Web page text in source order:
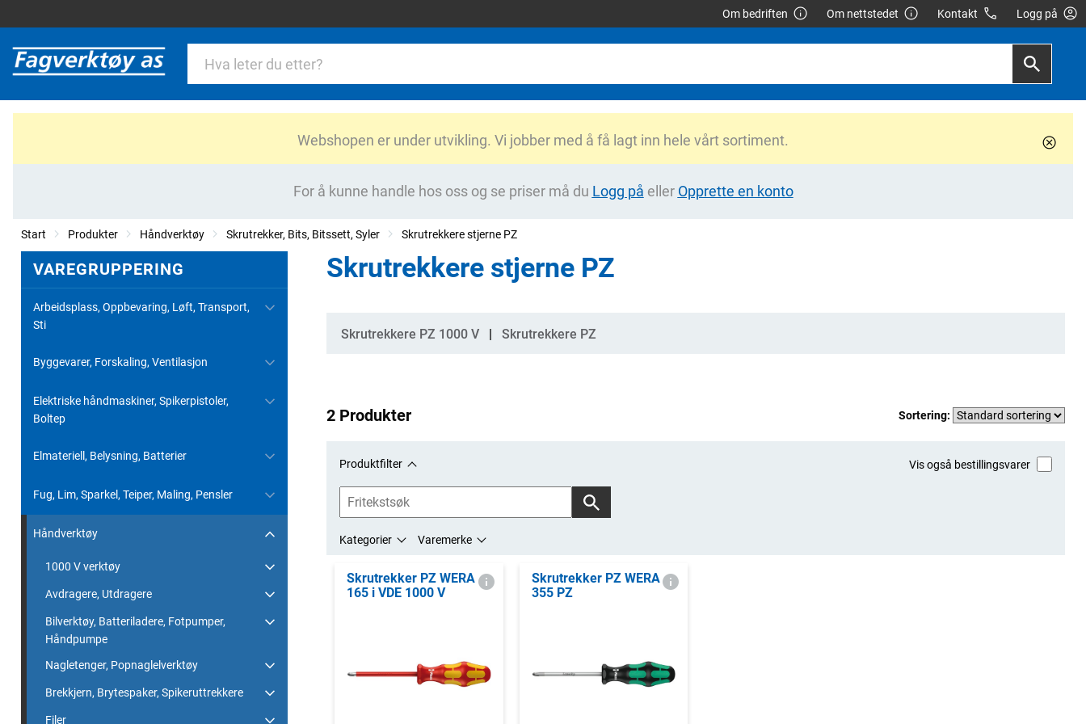
Om bedriften Om nettstedet Kontakt Logg på
Webshopen er under utvikling. Vi jobber med å få lagt inn hele vårt sortiment.
For å kunne handle hos oss og se priser må du Logg på eller Opprette en konto
Start Produkter Håndverktøy Skrutrekker, Bits, Bitssett, Syler Skrutrekkere stjerne PZ
VAREGRUPPERING
Arbeidsplass, Oppbevaring, Løft, Transport,
Sti
Byggevarer, Forskaling, Ventilasjon
Elektriske håndmaskiner, Spikerpistoler,
Boltep
Elmateriell, Belysning, Batterier
Fug, Lim, Sparkel, Teiper, Maling, Pensler
Håndverktøy
1000 V verktøy
Avdragere, Utdragere
Bilverktøy, Batteriladere, Fotpumper,
Håndpumpe
Nagletenger, Popnaglelverktøy
Brekkjern, Brytespaker, Spikeruttrekkere
Filer
Skrutrekkere stjerne PZ
Kategorier
Skrutrekkere PZ 1000 V Skrutrekkere PZ
2 Produkter Sortering:
Produktfilter Vis også bestillingsvarer
Kategorier Varemerke
Skrutrekker PZ WERA
165 i VDE 1000 V
Skrutrekker PZ WERA
355 PZ